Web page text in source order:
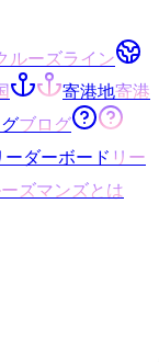
ルーズライン
寄港地寄港
ブログ
ーダーボード リー
ズマンズとは